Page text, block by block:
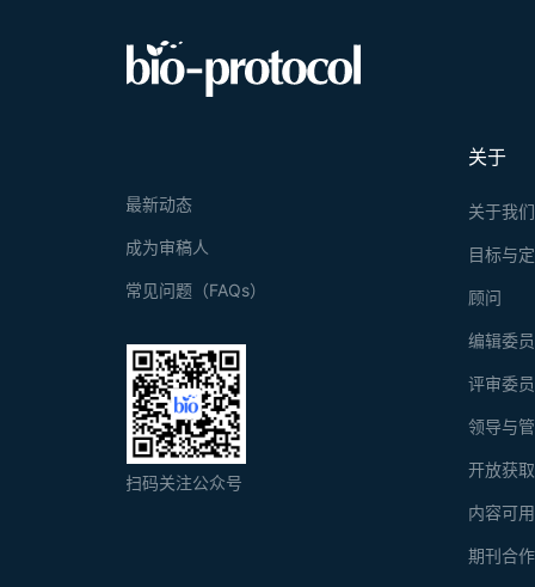
关于
关于我们
目标与
顾问
编辑委
评审委
领导与
开放获
内容可
期刊合
最新动态
成为审稿人
常见问题（FAQs）
扫码关注公众号